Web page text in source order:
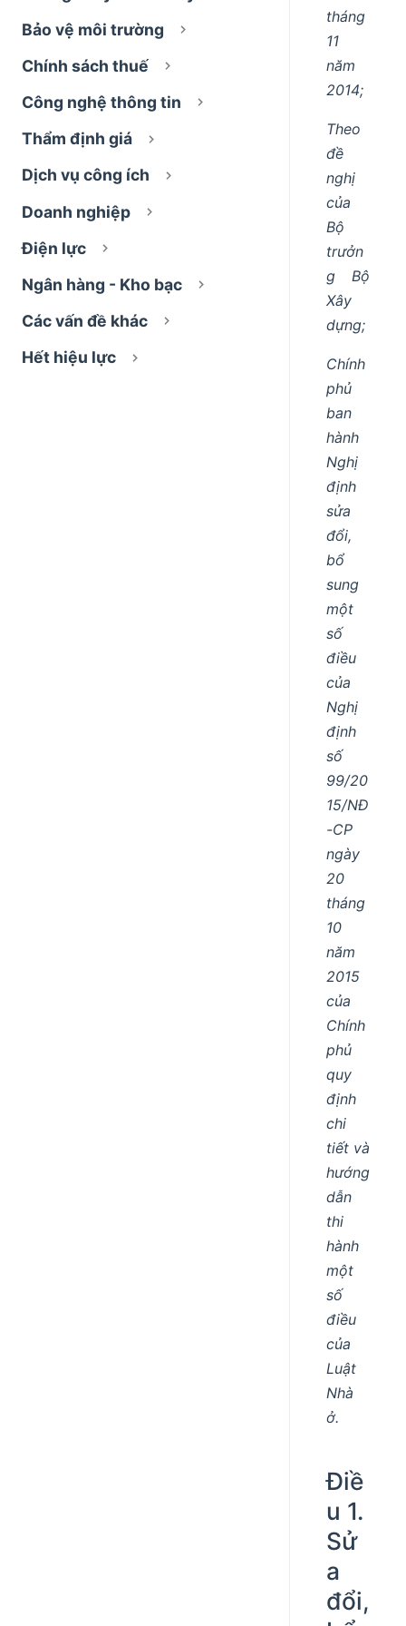
Bảo vệ môi trường
Chính sách thuế
Công nghệ thông tin
Thẩm định giá
Dịch vụ công ích
Doanh nghiệp
Điện lực
Ngân hàng - Kho bạc
Các vấn đề khác
Hết hiệu lực
tháng
11
năm
2014;
Theo
đề
nghị
của
Bộ
trưởn
g Bộ
Xây
dựng;
Chính
phủ
ban
hành
Nghị
định
sửa
đổi,
bổ
sung
một
số
điều
của
Nghị
định
số
99/20
15/NĐ
-CP
ngày
20
tháng
10
năm
2015
của
Chính
phủ
quy
định
chi
tiết và
hướng
dẫn
thi
hành
một
số
điều
của
Luật
Nhà
ở.
Điề
u 1.
Sử
a
đổi,